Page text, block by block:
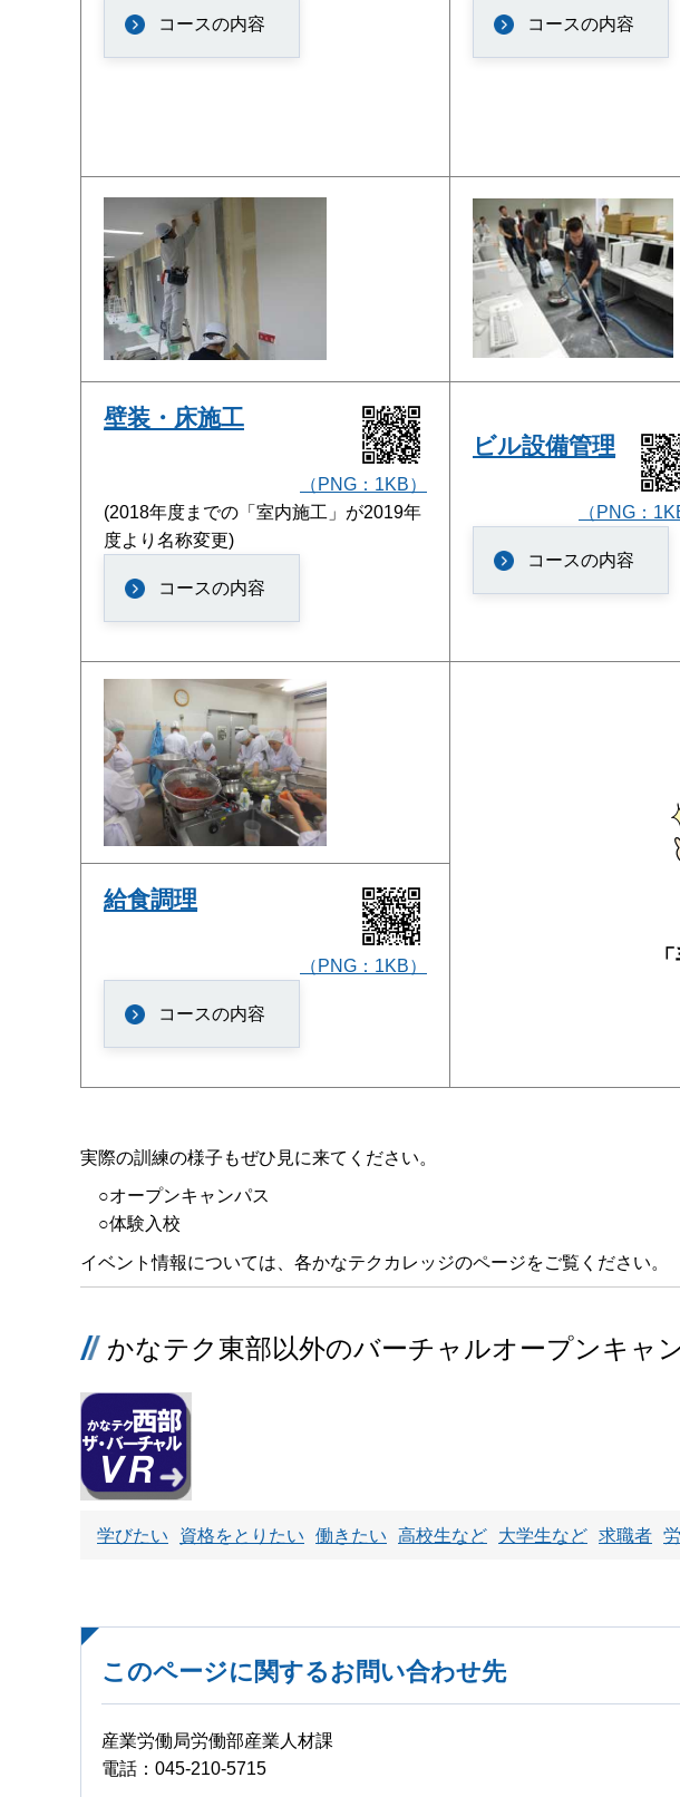
コースの内容 コースの内容
壁装・床施工
（PNG：1KB）
(2018年度までの「室内施工」が2019年
度より名称変更)
コースの内容
ビル設備管理
（PNG：
コースの内容
給食調理
（PNG：1KB）
コースの内容
実際の訓練の様子もぜひ見に来てください。
○オープンキャンパス
○体験入校
イベント情報については、各かなテクカレッジのページをご覧ください。
かなテク東部以外のバーチャルオープンキャ
学びたい 資格をとりたい 働きたい 高校生など 大学生など 求職者
このページに関するお問い合わせ先
産業労働局労働部産業人材課
電話：045-210-5715